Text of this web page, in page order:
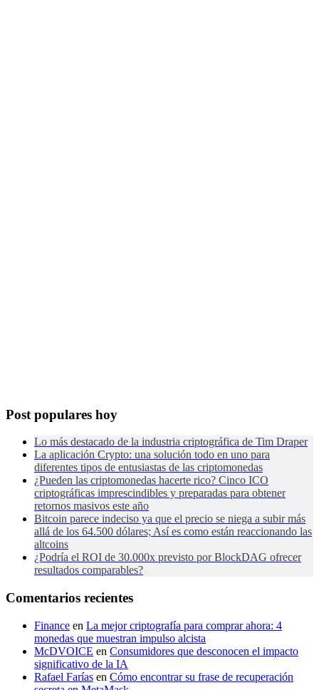
Post populares hoy
Lo más destacado de la industria criptográfica de Tim Draper
La aplicación Crypto: una solución todo en uno para
diferentes tipos de entusiastas de las criptomonedas
¿Pueden las criptomonedas hacerte rico? Cinco ICO
criptográficas imprescindibles y preparadas para obtener
retornos masivos este año
Bitcoin parece indeciso ya que el precio se niega a subir más
allá de los 64.500 dólares; Así es como están reaccionando las
altcoins
¿Podría el ROI de 30.000x previsto por BlockDAG ofrecer
resultados comparables?
Comentarios recientes
Finance en La mejor criptografía para comprar ahora: 4
monedas que muestran impulso alcista
McDVOICE en Consumidores que desconocen el impacto
significativo de la IA
Rafael Farías en Cómo encontrar su frase de recuperación